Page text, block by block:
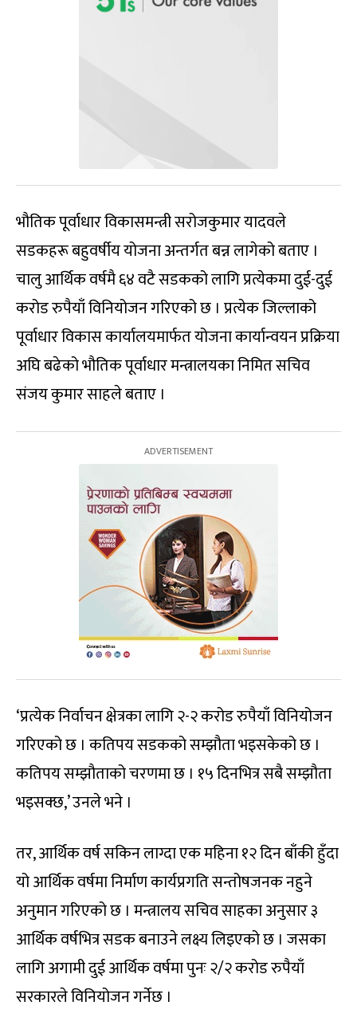
भौतिक पूर्वाधार विकासमन्त्री सरोजकुमार यादवले
सडकहरू बहुवर्षीय योजना अन्तर्गत बन्न लागेको बताए ।
चालु आर्थिक वर्षमै ६४ वटै सडकको लागि प्रत्येकमा दुई-दुई
करोड रुपैयाँ विनियोजन गरिएको छ । प्रत्येक जिल्लाको
पूर्वाधार विकास कार्यालयमार्फत योजना कार्यान्वयन प्रक्रिया
अघि बढेको भौतिक पूर्वाधार मन्त्रालयका निमित सचिव
संजय कुमार साहले बताए ।
‘प्रत्येक निर्वाचन क्षेत्रका लागि २-२ करोड रुपैयाँ विनियोजन
गरिएको छ । कतिपय सडकको सम्झौता भइसकेको छ ।
कतिपय सम्झौताको चरणमा छ । १५ दिनभित्र सबै सम्झौता
भइसक्छ,’ उनले भने ।
तर, आर्थिक वर्ष सकिन लाग्दा एक महिना १२ दिन बाँकी हुँदा
यो आर्थिक वर्षमा निर्माण कार्यप्रगति सन्तोषजनक नहुने
अनुमान गरिएको छ । मन्त्रालय सचिव साहका अनुसार ३
आर्थिक वर्षभित्र सडक बनाउने लक्ष्य लिइएको छ । जसका
लागि अगामी दुई आर्थिक वर्षमा पुनः २/२ करोड रुपैयाँ
सरकारले विनियोजन गर्नेछ ।